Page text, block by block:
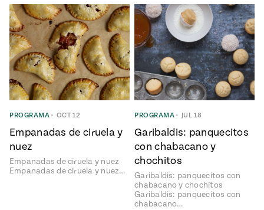
temporada
de maíz
Pati’s
Mexican
Table
Temporada
14
Mexico
City
Explores
Panamericana
La Frontera
of
Local
PROGRAMA • OCT 12
Empanadas de ciruela y
nuez
Empanadas de ciruela y nuez
Empanadas de ciruela y nuez…
PROGRAMA • JUL 18
Garibaldis: panquecitos
con chabacano y
chochitos
Garibaldis: panquecitos con
chabacano y chochitos
Garibaldis: panquecitos con
chabacano…